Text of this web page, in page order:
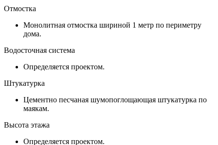
Отмостка
Монолитная отмостка шириной 1 метр по периметру
дома.
Водосточная система
Определяется проектом.
Штукатурка
Цементно песчаная шумопоглощающая штукатурка по
маякам.
Высота этажа
Определяется проектом.